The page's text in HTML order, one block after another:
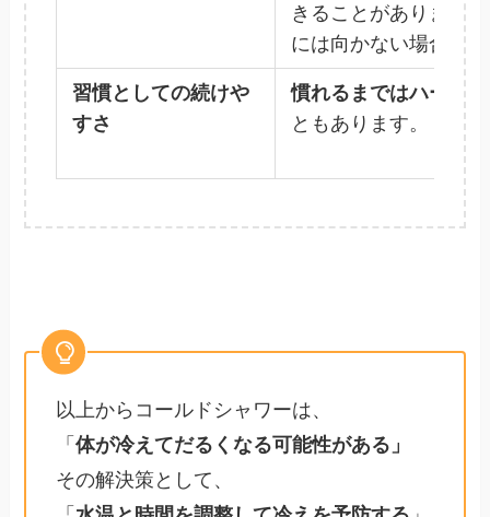
きることがあります
には向かない場合も。
習慣としての続けや
すさ
慣れるまではハード
ともあります。
以上からコールドシャワーは、
「体が冷えてだるくなる可能性がある」
その解決策として、